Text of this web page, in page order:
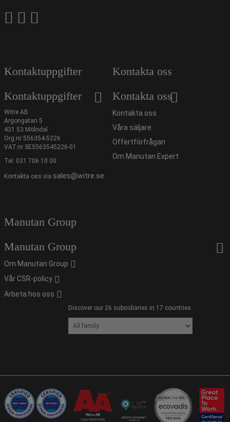
Kontaktuppgifter
Kontaktuppgifter
Witre AB
Argongatan 5
431 53 Mölndal
Org.nr 556354-5226
VAT.nr SE5563545226-01
Tel: 031 706 10 00
Kontakta oss via sales@witre.se
Kontakta oss
Kontakta oss
Kontakta oss
Våra säljare
Offertförfrågan
Om Manutan Expert
Manutan Group
Manutan Group
Om Manutan Group
Vår CSR-policy
Arbeta hos oss
Discover our 26 subsidiaries in 17 countries.